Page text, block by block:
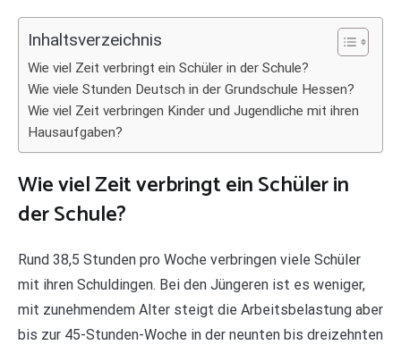
Inhaltsverzeichnis
Wie viel Zeit verbringt ein Schüler in der Schule?
Wie viele Stunden Deutsch in der Grundschule Hessen?
Wie viel Zeit verbringen Kinder und Jugendliche mit ihren
Hausaufgaben?
Wie viel Zeit verbringt ein Schüler in
der Schule?
Rund 38,5 Stunden pro Woche verbringen viele Schüler
mit ihren Schuldingen. Bei den Jüngeren ist es weniger,
mit zunehmendem Alter steigt die Arbeitsbelastung aber
bis zur 45-Stunden-Woche in der neunten bis dreizehnten